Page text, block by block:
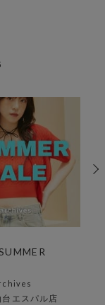
台エスパル店